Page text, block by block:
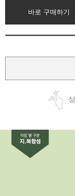
바로 구매하기